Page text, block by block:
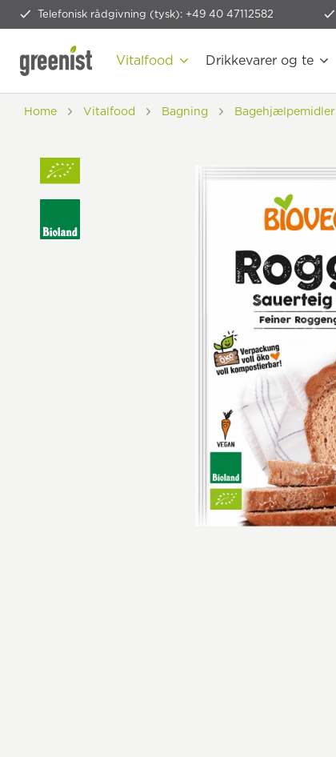
Telefonisk rådgivning (tysk): +49 40 47112582
Vitalfood Drikkevarer og te
Home Vitalfood Bagning Bagehjælpemidler